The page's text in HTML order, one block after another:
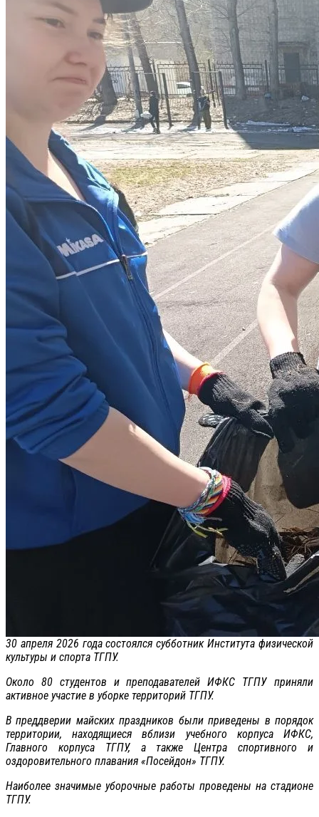
30 апреля 2026 года состоялся субботник Института физической
культуры и спорта ТГПУ.
Около 80 студентов и преподавателей ИФКС ТГПУ приняли
активное участие в уборке территорий ТГПУ.
В преддверии майских праздников были приведены в порядок
территории, находящиеся вблизи учебного корпуса ИФКС,
Главного корпуса ТГПУ, а также Центра спортивного и
оздоровительного плавания «Посейдон» ТГПУ.
Наиболее значимые уборочные работы проведены на стадионе
ТГПУ.